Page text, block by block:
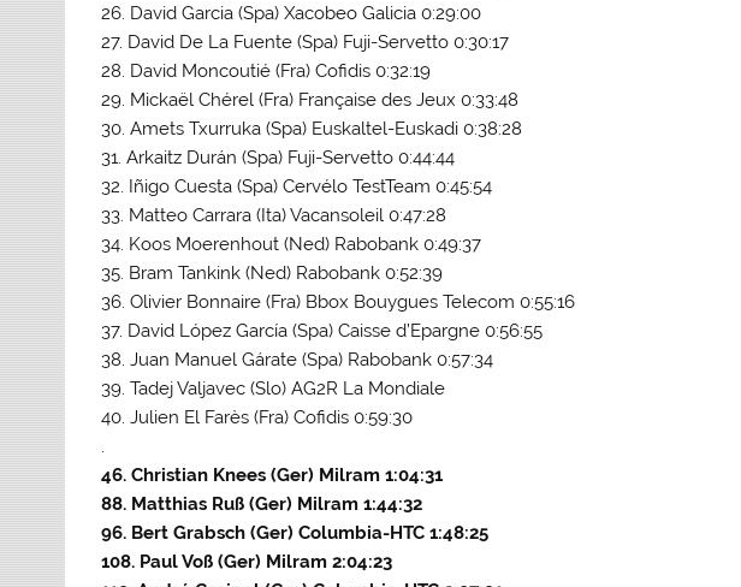
26. David Garcia (Spa) Xacobeo Galicia 0:29:00
27. David De La Fuente (Spa) Fuji-Servetto 0:30:17
28. David Moncoutié (Fra) Cofidis 0:32:19
29. Mickaël Chérel (Fra) Française des Jeux 0:33:48
30. Amets Txurruka (Spa) Euskaltel-Euskadi 0:38:28
31. Arkaitz Durán (Spa) Fuji-Servetto 0:44:44
32. Iñigo Cuesta (Spa) Cervélo TestTeam 0:45:54
33. Matteo Carrara (Ita) Vacansoleil 0:47:28
34. Koos Moerenhout (Ned) Rabobank 0:49:37
35. Bram Tankink (Ned) Rabobank 0:52:39
36. Olivier Bonnaire (Fra) Bbox Bouygues Telecom 0:55:16
37. David López García (Spa) Caisse d’Epargne 0:56:55
38. Juan Manuel Gárate (Spa) Rabobank 0:57:34
39. Tadej Valjavec (Slo) AG2R La Mondiale
40. Julien El Farès (Fra) Cofidis 0:59:30
.
46. Christian Knees (Ger) Milram 1:04:31
88. Matthias Ruß (Ger) Milram 1:44:32
96. Bert Grabsch (Ger) Columbia-HTC 1:48:25
108. Paul Voß (Ger) Milram 2:04:23